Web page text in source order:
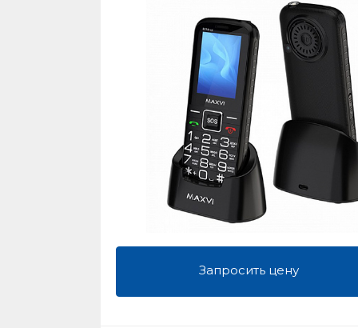
Запросить цену